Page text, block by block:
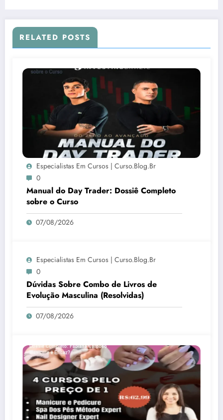
RELATED POSTS
Especialistas Em Cursos | Curso.blog.br
0
Manual do Day Trader: Dossiê Completo
sobre o Curso
07/08/2026
Especialistas Em Cursos | Curso.blog.br
0
Dúvidas Sobre Combo de Livros de
Evolução Masculina (Resolvidas)
07/08/2026